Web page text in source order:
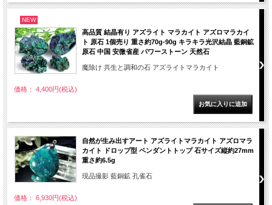
NEW
高品質 結晶有り アズライト マラカイト アズロマラカイ
ト 原石 1個売り 重さ約70g-90g キラキラ光沢結晶 藍銅鉱
原石 中国 安微省産 パワーストーン 天然石
魔除け 共生と調和の石 アズライトマラカイト
価格： 4,400円(税込)
自然が生み出すアート アズライトマラカイト アズロマラ
カイト ドロップ型 ペンダントトップ 石サイズ縦約27mm
重さ約6.5g
現品撮影 藍銅鉱 孔雀石
価格： 6,930円(税込)